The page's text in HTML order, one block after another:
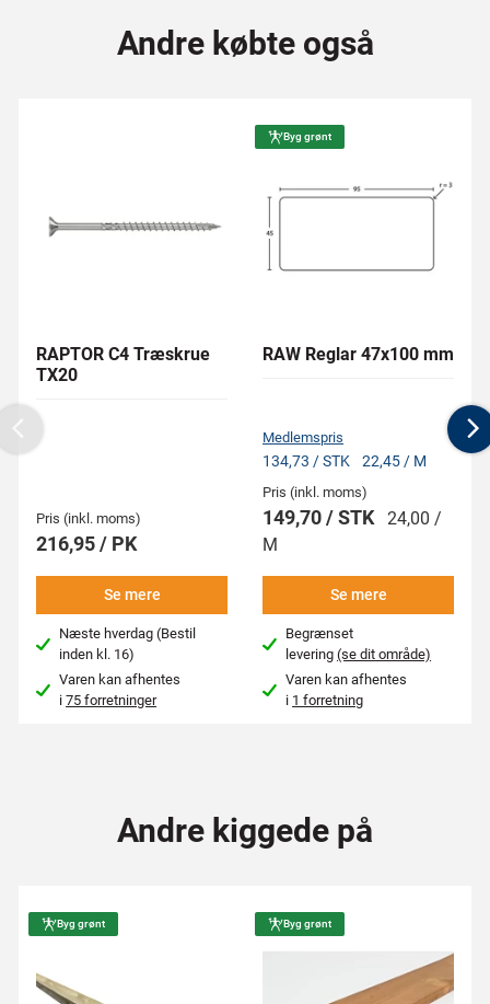
Andre købte også
RAPTOR C4 Træskrue
TX20
Pris (inkl. moms)
216,95 / PK
Se mere
Næste hverdag (Bestil
inden kl. 16)
Varen kan afhentes
i75 forretninger
Byg grønt
RAW Reglar 47x100 mm
Medlemspris
134,73 / STK 22,45 / M
Pris (inkl. moms)
149,70 / STK 24,00 /
M
Se mere
Begrænset
levering(se dit område)
Varen kan afhentes
i 1 forretning
Previous
Andre kiggede på
Byg grønt Byg grønt